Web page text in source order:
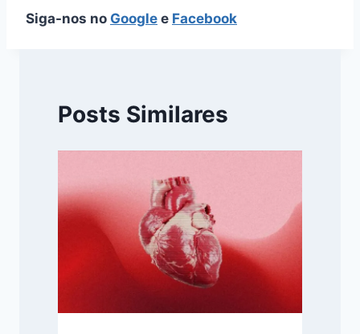
Siga-nos no Google e Facebook
Posts Similares